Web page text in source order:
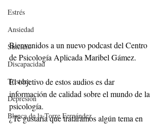
Estrés
Ansiedad
Suicidio
Discapacidad
Tristeza
Depresión
Blanca de la Torre Fernández
Bienvenidos a un nuevo podcast del Centro
de Psicología Aplicada Maribel Gámez.
El objetivo de estos audios es dar
información de calidad sobre el mundo de la
psicología.
¿Te gustaría que tratáramos algún tema en